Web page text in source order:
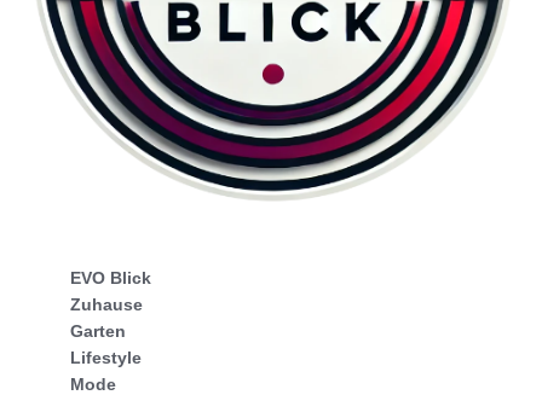
EVO Blick
Zuhause
Garten
Lifestyle
Mode